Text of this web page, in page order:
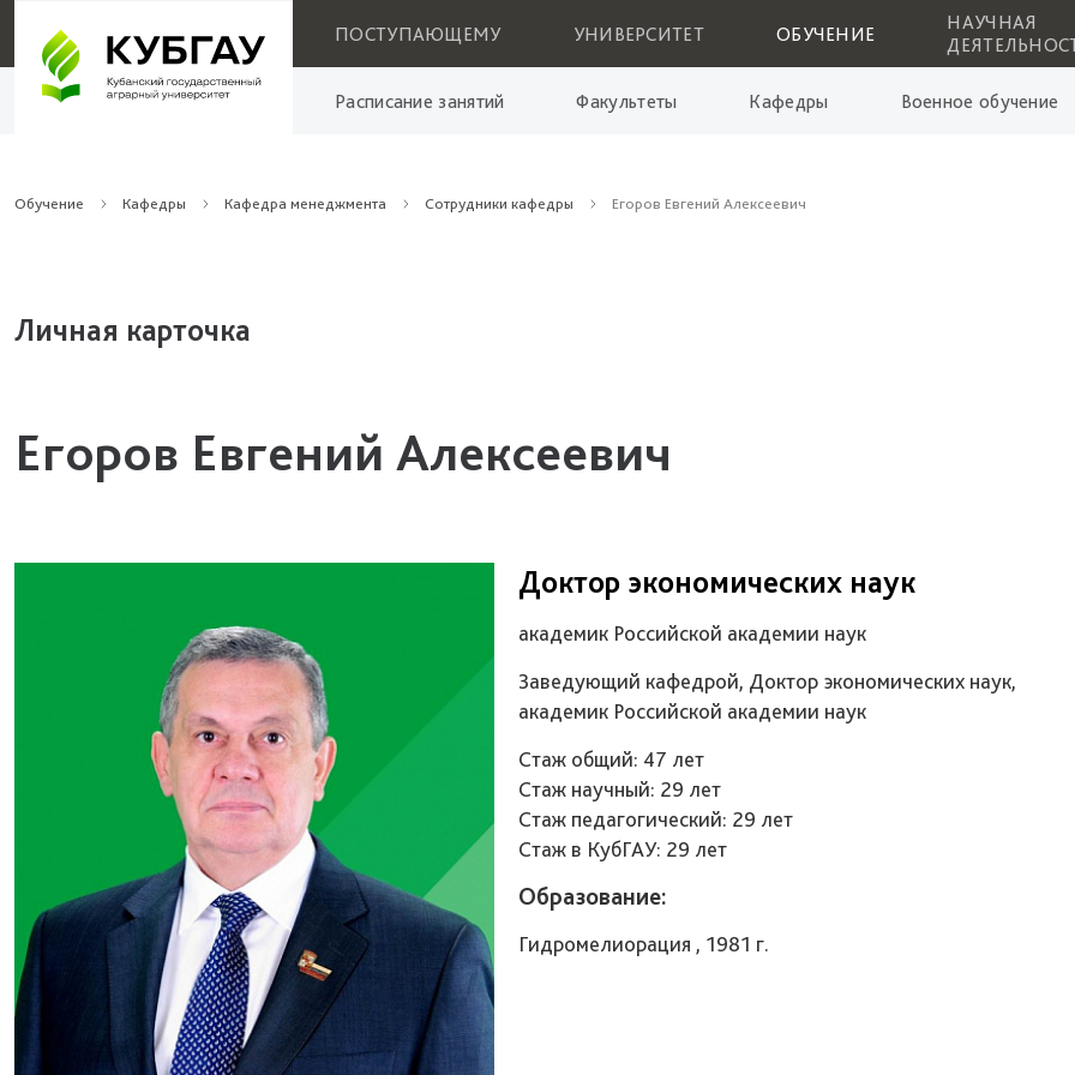
ПОСТУПАЮЩЕМУ УНИВЕРСИТЕТ ОБУЧЕНИЕ
НАУЧНАЯ
Расписание занятий Факультеты Кафедры Военное обучение
Обучение Кафедры Кафедра менеджмента Сотрудники кафедры Егоров Евгений Алексеевич
Личная карточка
Егоров Евгений Алексеевич
Доктор экономических наук
академик Российской академии наук
Заведующий кафедрой, Доктор экономических наук,
академик Российской академии наук
Стаж общий: 47 лет
Стаж научный: 29 лет
Стаж педагогический: 29 лет
Стаж в КубГАУ: 29 лет
Образование:
Гидромелиорация , 1981 г.